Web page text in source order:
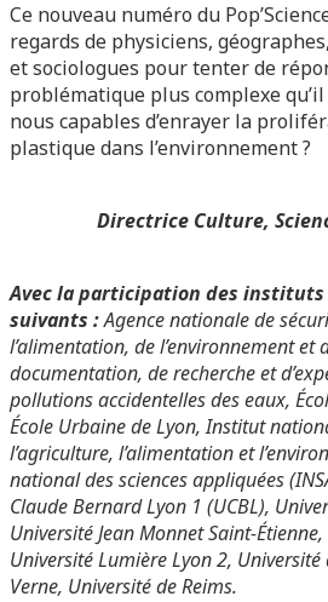
Ce nouveau numéro du
regards de physiciens,
et sociologues pour tenter de
problématique plus complexe qu’il
nous capables d’enrayer la
plastique dans l’environnement ?
Directrice Culture,
Avec la participation des
suivants :Agence nationale de
l’alimentation, de l’environnement et
documentation, de recherche et
pollutions accidentelles des eaux,
École Urbaine de Lyon, Institut
l’agriculture, l’alimentation et
national des sciences appliquées
Claude Bernard Lyon 1 (UCBL),
Université Jean Monnet Saint-
Université Lumière Lyon 2, Université
Verne, Université de Reims.